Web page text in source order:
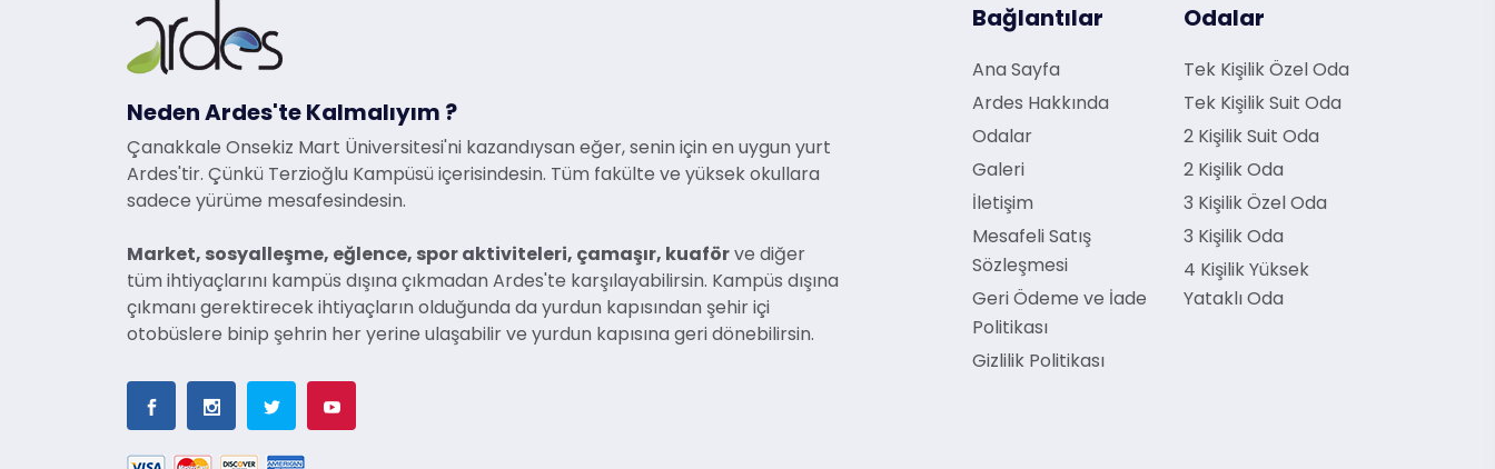
Neden Ardes'te Kalmalıyım ?
Çanakkale Onsekiz Mart Üniversitesi'ni kazandıysan eğer, senin için en uygun yurt
Ardes'tir. Çünkü Terzioğlu Kampüsü içerisindesin. Tüm fakülte ve yüksek okullara
sadece yürüme mesafesindesin.
Market, sosyalleşme, eğlence, spor aktiviteleri, çamaşır, kuaförve diğer
tüm ihtiyaçlarını kampüs dışına çıkmadan Ardes'te karşılayabilirsin. Kampüs dışına
çıkmanı gerektirecek ihtiyaçların olduğunda da yurdun kapısından şehir içi
otobüslere binip şehrin her yerine ulaşabilir ve yurdun kapısına geri dönebilirsin.
Bağlantılar
Ana Sayfa
Ardes Hakkında
Odalar
Galeri
İletişim
Mesafeli Satış
Sözleşmesi
Geri Ödeme ve İade
Politikası
Gizlilik Politikası
Odalar
Tek Kişilik Özel Oda
Tek Kişilik Suit Oda
2 Kişilik Suit Oda
2 Kişilik Oda
3 Kişilik Özel Oda
3 Kişilik Oda
4 Kişilik Yüksek
Yataklı Oda